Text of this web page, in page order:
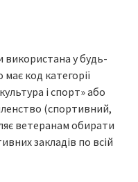
використана у будь-
код категорії
і спорт» або
(спортивний,
ветеранам обирати
закладів по всій